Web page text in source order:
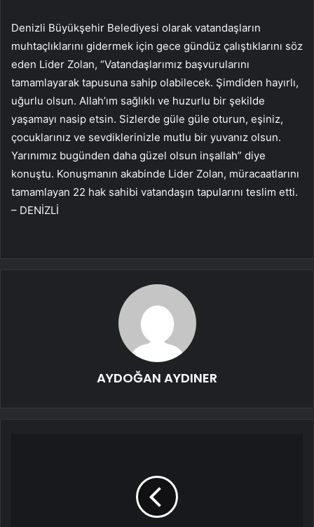
Denizli Büyükşehir Belediyesi olarak vatandaşların
muhtaçlıklarını gidermek için gece gündüz çalıştıklarını söz
eden Lider Zolan, “Vatandaşlarımız başvurularını
tamamlayarak tapusuna sahip olabilecek. Şimdiden hayırlı,
uğurlu olsun. Allah’ım sağlıklı ve huzurlu bir şekilde
yaşamayı nasip etsin. Sizlerde güle güle oturun, eşiniz,
çocuklarınız ve sevdiklerinizle mutlu bir yuvanız olsun.
Yarınımız bugünden daha güzel olsun inşallah” diye
konuştu. Konuşmanın akabinde Lider Zolan, müracaatlarını
tamamlayan 22 hak sahibi vatandaşın tapularını teslim etti.
– DENİZLİ
AYDOĞAN AYDINER